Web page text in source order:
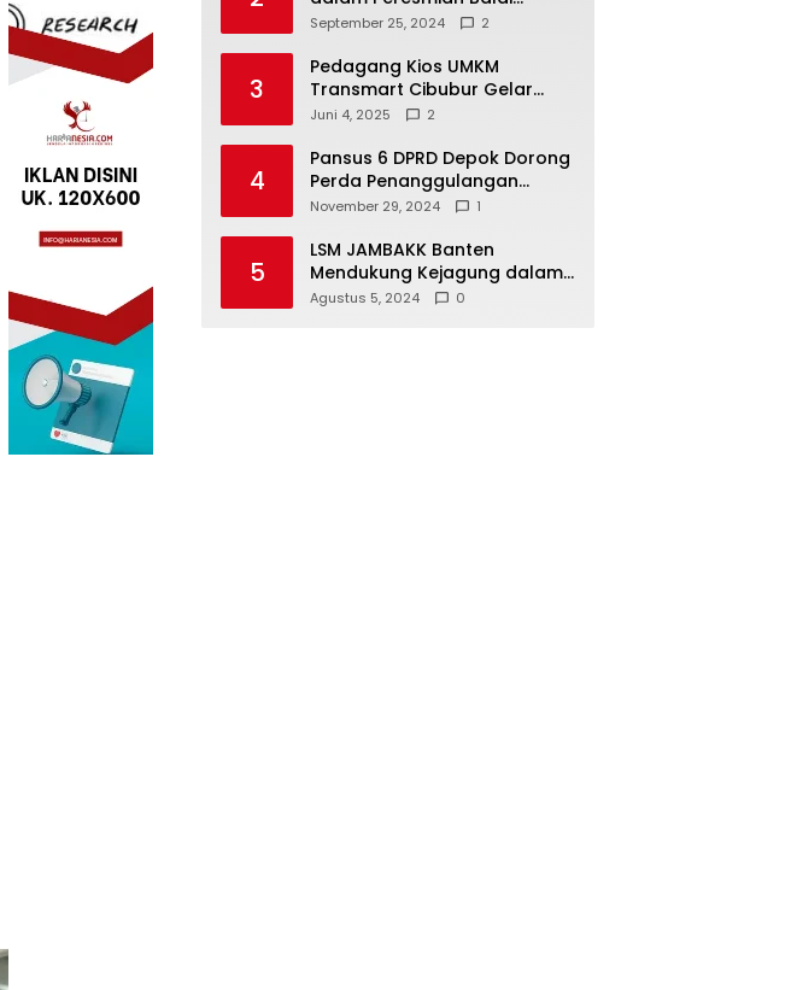
Warga di Sukamaju : Wadah
Aspirasi Masyarakat
September 25, 2024 2
3
Pedagang Kios UMKM
Transmart Cibubur Gelar
Family Gathering di Cisarua,
Kekompakan
Juni 4, 2025 2
4
Pansus 6 DPRD Depok Dorong
Perda Penanggulangan
Kebakaran untuk
November 29, 2024 1
5
LSM JAMBAKK Banten
Mendukung Kejagung dalam
Investigasi Terhadap
Agustus 5, 2024 0